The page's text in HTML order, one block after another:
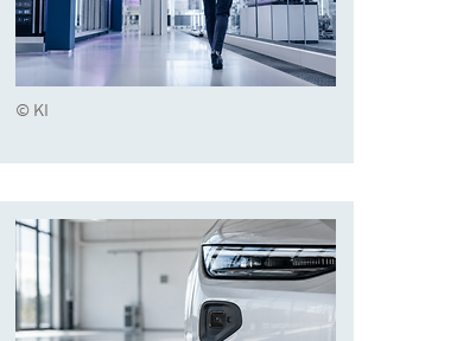
© KI